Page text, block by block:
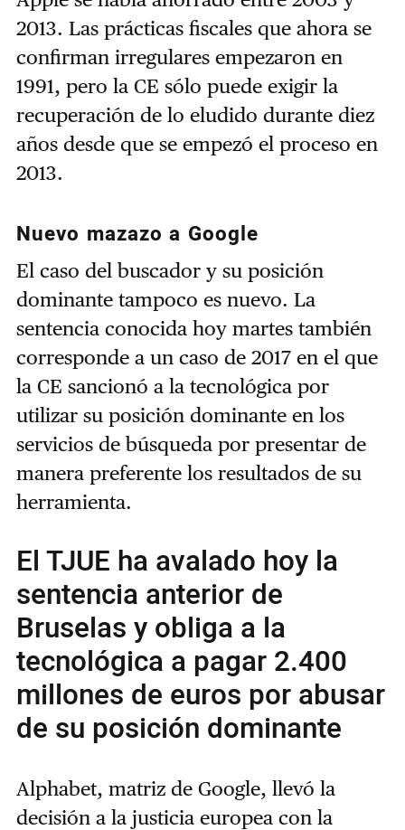
2013. Las prácticas fiscales que ahora se
confirman irregulares empezaron en
1991, pero la CE sólo puede exigir la
recuperación de lo eludido durante diez
años desde que se empezó el proceso en
2013.
Nuevo mazazo a Google
El caso del buscador y su posición
dominante tampoco es nuevo. La
sentencia conocida hoy martes también
corresponde a un caso de 2017 en el que
la CE sancionó a la tecnológica por
utilizar su posición dominante en los
servicios de búsqueda por presentar de
manera preferente los resultados de su
herramienta.
El TJUE ha avalado hoy la
sentencia anterior de
Bruselas y obliga a la
tecnológica a pagar 2.400
millones de euros por abusar
de su posición dominante
Alphabet, matriz de Google, llevó la
decisión a la justicia europea con la